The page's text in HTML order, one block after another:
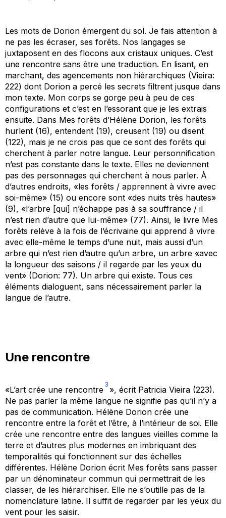
Les mots de Dorion émergent du sol. Je fais attention à
ne pas les écraser, ses forêts. Nos langages se
juxtaposent en des flocons aux cristaux uniques. C’est
une rencontre sans être une traduction. En lisant, en
marchant, des agencements non hiérarchiques (Vieira:
222) dont Dorion a percé les secrets filtrent jusque dans
mon texte. Mon corps se gorge peu à peu de ces
configurations et c’est en l’essorant que je les extrais
ensuite. Dans Mes forêts d’Hélène Dorion, les forêts
hurlent (16), entendent (19), creusent (19) ou disent
(122), mais je ne crois pas que ce sont des forêts qui
cherchent à parler notre langue. Leur personnification
n’est pas constante dans le texte. Elles ne deviennent
pas des personnages qui cherchent à nous parler. À
d’autres endroits, «les forêts / apprennent à vivre avec
soi-même» (15) ou encore sont «des nuits très hautes»
(9), «l’arbre [qui] n’échappe pas à sa souffrance / il
n’est rien d’autre que lui-même» (77). Ainsi, le livre Mes
forêts relève à la fois de l’écrivaine qui apprend à vivre
avec elle-même le temps d’une nuit, mais aussi d’un
arbre qui n’est rien d’autre qu’un arbre, un arbre «avec
la longueur des saisons / il regarde par les yeux du
vent» (Dorion: 77). Un arbre qui existe. Tous ces
éléments dialoguent, sans nécessairement parler la
langue de l’autre.
Une rencontre
«L’art crée une rencontre
3
», écrit Patricia Vieira (223).
Ne pas parler la même langue ne signifie pas qu’il n’y a
pas de communication. Hélène Dorion crée une
rencontre entre la forêt et l’être, à l’intérieur de soi. Elle
crée une rencontre entre des langues vieilles comme la
terre et d’autres plus modernes en imbriquant des
temporalités qui fonctionnent sur des échelles
différentes. Hélène Dorion écrit Mes forêts sans passer
par un dénominateur commun qui permettrait de les
classer, de les hiérarchiser. Elle ne s’outille pas de la
nomenclature latine. Il suffit de regarder par les yeux du
vent pour les saisir.